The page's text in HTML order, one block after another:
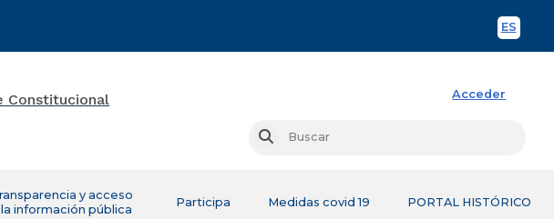
ES
Acceder
Buscar
y acceso
información pública
Participa Medidas covid 19 PORTAL HISTÓRICO